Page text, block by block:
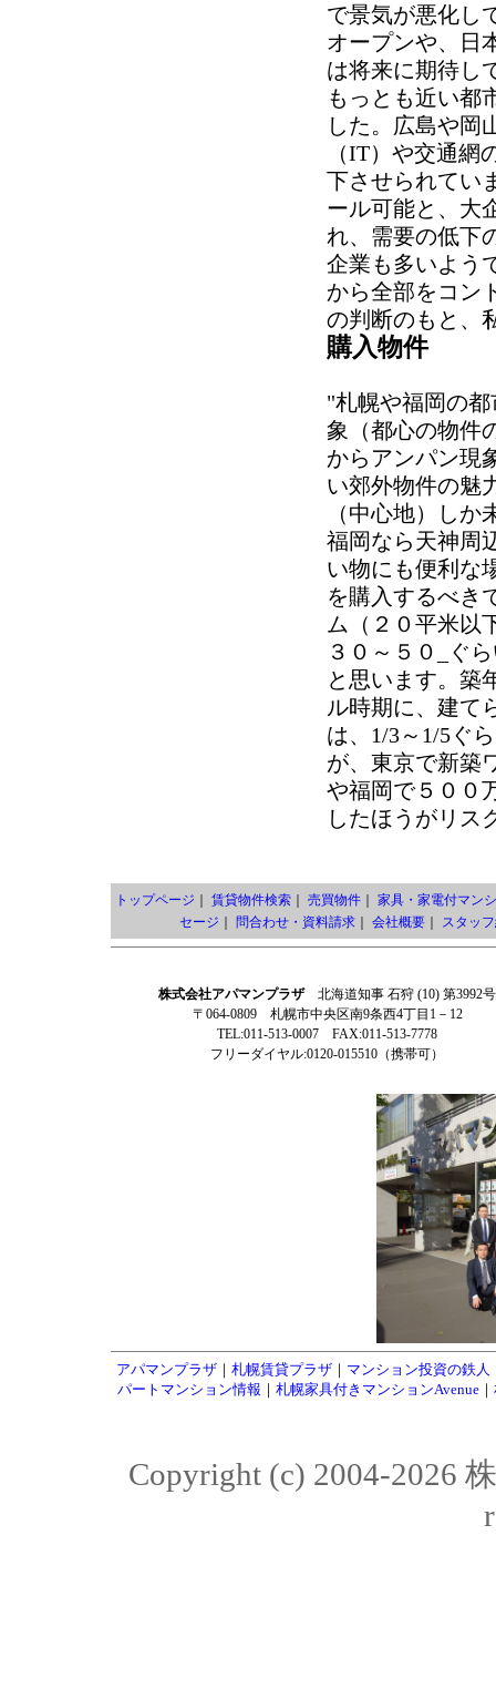
で景気が悪化し
オープンや、日
は将来に期待し
もっとも近い都
した。広島や岡
（IT）や交通
下させられてい
ール可能と、大
れ、需要の低下
企業も多いよう
から全部をコン
の判断のもと、
購入物件
"札幌や福岡の
象（都心の物件
からアンパン現
い郊外物件の魅
（中心地）し
福岡なら天神周
い物にも便利な
を購入するべき
ム（２０平米以
３０～５０_ぐ
と思います。築
ル時期に、建て
は、1/3～1/5ぐ
が、東京で新築
や福岡で５００
したほうがリス
トップページ 賃貸物件検索｜ 売買物件｜ 家具・家電付マン
セージ
問合わせ・資料請求｜ 会社概要｜ スタッ
株式会社アパマンプラザ北海道知事 石狩 (10) 第3992号
〒064-0809 札幌市中央区南9条西4丁目1－12
TEL:011-513-0007 FAX:011-513-7778
フリーダイヤル:0120-015510（携帯可）
アパマンプラザ ｜ 札幌賃貸プラザ ｜ マンション投資の鉄人
パートマンション情報 ｜ 札幌家具付きマンションAvenue｜
Copyright (c) 2004-2026